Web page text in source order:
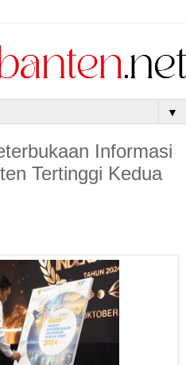
▼
Informasi
Tertinggi Kedua